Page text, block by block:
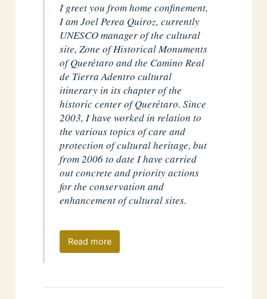
I greet you from home confinement,
I am Joel Perea Quiroz, currently
UNESCO manager of the cultural
site, Zone of Historical Monuments
of Querétaro and the Camino Real
de Tierra Adentro cultural
itinerary in its chapter of the
historic center of Querétaro. Since
2003, I have worked in relation to
the various topics of care and
protection of cultural heritage, but
from 2006 to date I have carried
out concrete and priority actions
for the conservation and
enhancement of cultural sites.
Read more